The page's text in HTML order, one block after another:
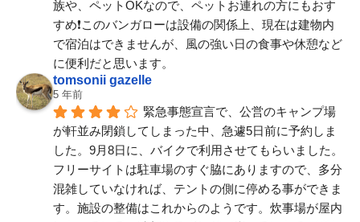
族や、ペットOKなので、ペットお連れの方にもおす
すめ❗️このバンガローは設備の関係上、現在は建物内
で宿泊はできませんが、風の強い日の食事や休憩など
に便利だと思います。
tomsonii gazelle
5 年前
緊急事態宣言で、公営のキャンプ場
が軒並み閉鎖してしまった中、急遽5日前に予約しま
した。9月8日に、バイクで利用させてもらいました。
フリーサイトは駐車場のすぐ脇にありますので、多分
混雑していなければ、テントの側に停める事ができま
す。施設の整備はこれからのようです。炊事場が屋内